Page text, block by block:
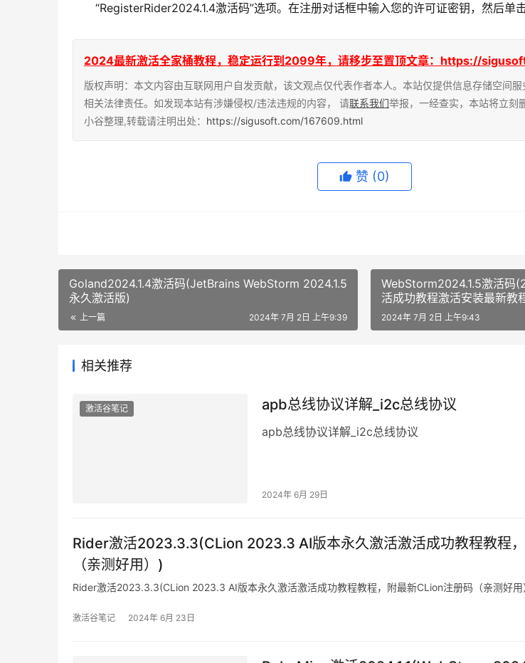
“RegisterRider2024.1.4激活码”选项。在注册对话框中输入您的许可证密钥，然后单击
2024最新激活全家桶教程，稳定运行到2099年，请移步至置顶文章：https://
版权声明：本文内容由互联网用户自发贡献，该文观点仅代表作者本人。本站仅提供信息存储空间
相关法律责任。如发现本站有涉嫌侵权/违法违规的内容， 请联系我们举报，一经查实，本站将立刻
小谷整理,转载请注明出处： https://sigusoft.com/167609.html
赞 (0)
Goland2024.1.4激活码(JetBrains WebStorm 2024.1.5
永久激活版)
上一篇 2024年 7月 2日 上午9:39
WebStorm2024.1.5激活码
活成功教程激活安装最新教
及激活码）)
2024年 7月 2日 上午9:43
相关推荐
激活谷笔记 apb总线协议详解_i2c总线协议
apb总线协议详解_i2c总线协议
2024年 6月 29日
Rider激活2023.3.3(CLion 2023.3 AI版本永久激活激活成功教程教程
（亲测好用）)
Rider激活2023.3.3(CLion 2023.3 AI版本永久激活激活成功教程教程，附最新CLion注册码（亲测好用
激活谷笔记 2024年 6月 23日